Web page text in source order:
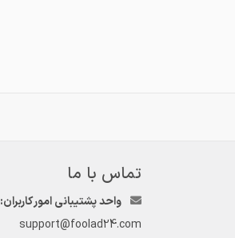
تماس با ما
واحد پشتیبانی امور کاربران:
support@foolad24.com